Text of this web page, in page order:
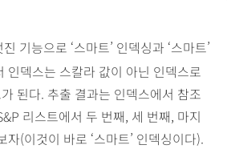
기능으로 ‘스마트’ 인덱싱과 ‘스마트’
인덱스는 스칼라 값이 아닌 인덱스로
된다. 추출 결과는 인덱스에서 참조
리스트에서 두 번째, 세 번째, 마지
(이것이 바로 ‘스마트’ 인덱싱이다).